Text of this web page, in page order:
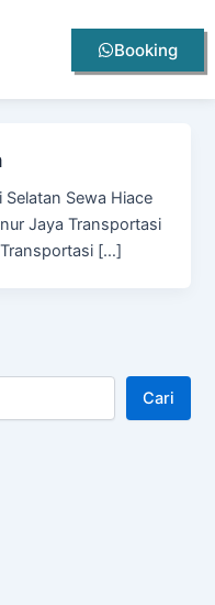
Booking
Sewa Hiace
Jaya Transportasi
[…]
Cari